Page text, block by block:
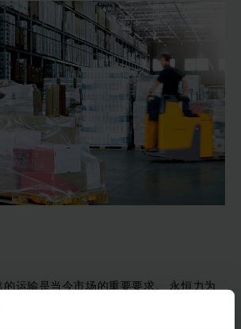
运输是当今市场的重要要求。 永恒力为
方案，无论是无人运输车还是传统物料搬
求。